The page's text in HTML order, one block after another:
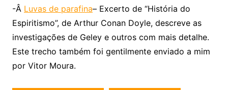
-Â Luvas de parafina– Excerto de “História do
Espiritismo”, de Arthur Conan Doyle, descreve as
investigações de Geley e outros com mais detalhe.
Este trecho também foi gentilmente enviado a mim
por Vitor Moura.